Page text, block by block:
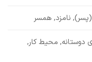
(پسر), نامزد, همسر
محیط کار,